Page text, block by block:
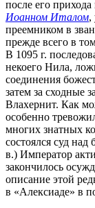
после его прихода
Иоанном Италом,
преемником в
прежде всего в
В 1095 г.
некоего Нила,
соединения
затем за сходные
Влахернит. Как
особенно
многих знатных
состоялся суд над
в.) Император
закончилось
описание этой
в «Алексиаде» в